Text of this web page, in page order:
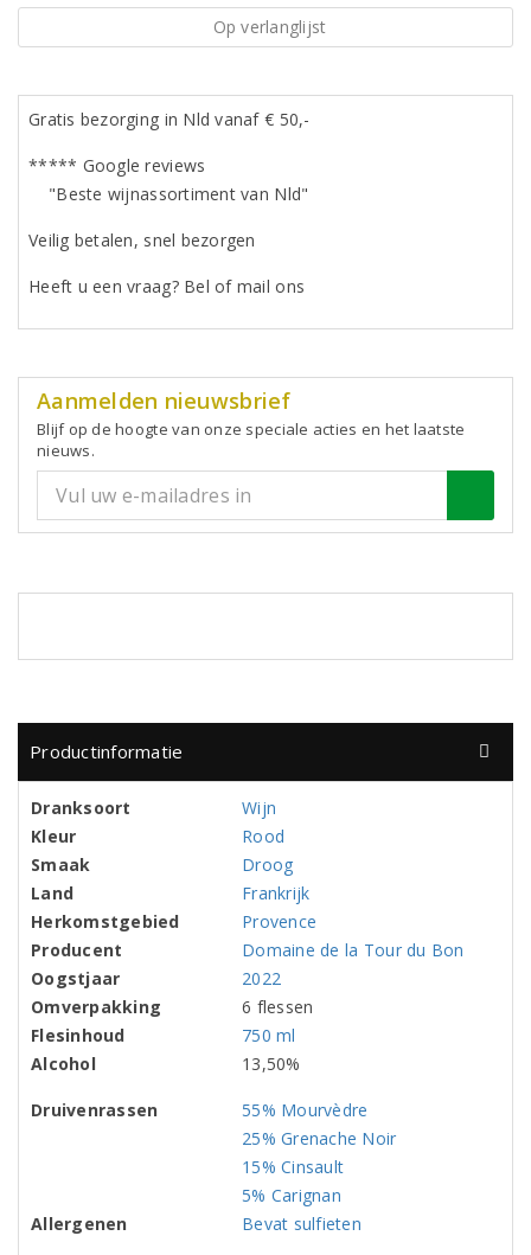
Op verlanglijst
Gratis bezorging in Nld vanaf € 50,-
***** Google reviews
"Beste wijnassortiment van Nld"
Veilig betalen, snel bezorgen
Heeft u een vraag? Bel of mail ons
Aanmelden nieuwsbrief
Blijf op de hoogte van onze speciale acties en het laatste
nieuws.
Productinformatie
Dranksoort
Wijn
Kleur
Rood
Smaak
Droog
Land
Frankrijk
Herkomstgebied
Provence
Producent
Domaine de la Tour du Bon
Oogstjaar
2022
Omverpakking
6 flessen
Flesinhoud
750 ml
Alcohol
13,50%
Druivenrassen
55% Mourvèdre
25% Grenache Noir
15% Cinsault
5% Carignan
Allergenen
Bevat sulfieten